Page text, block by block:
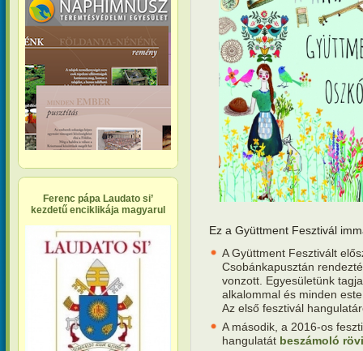
Ferenc pápa Laudato si’
kezdetű enciklikája magyarul
Ez a Gyüttment Fesztivál
A Gyüttment Fesztivált
Csobánkapusztán
vonzott. Egyesületünk
alkalommal és minden
Az első fesztivál
A második, a 2016-os
hangulatát beszámoló